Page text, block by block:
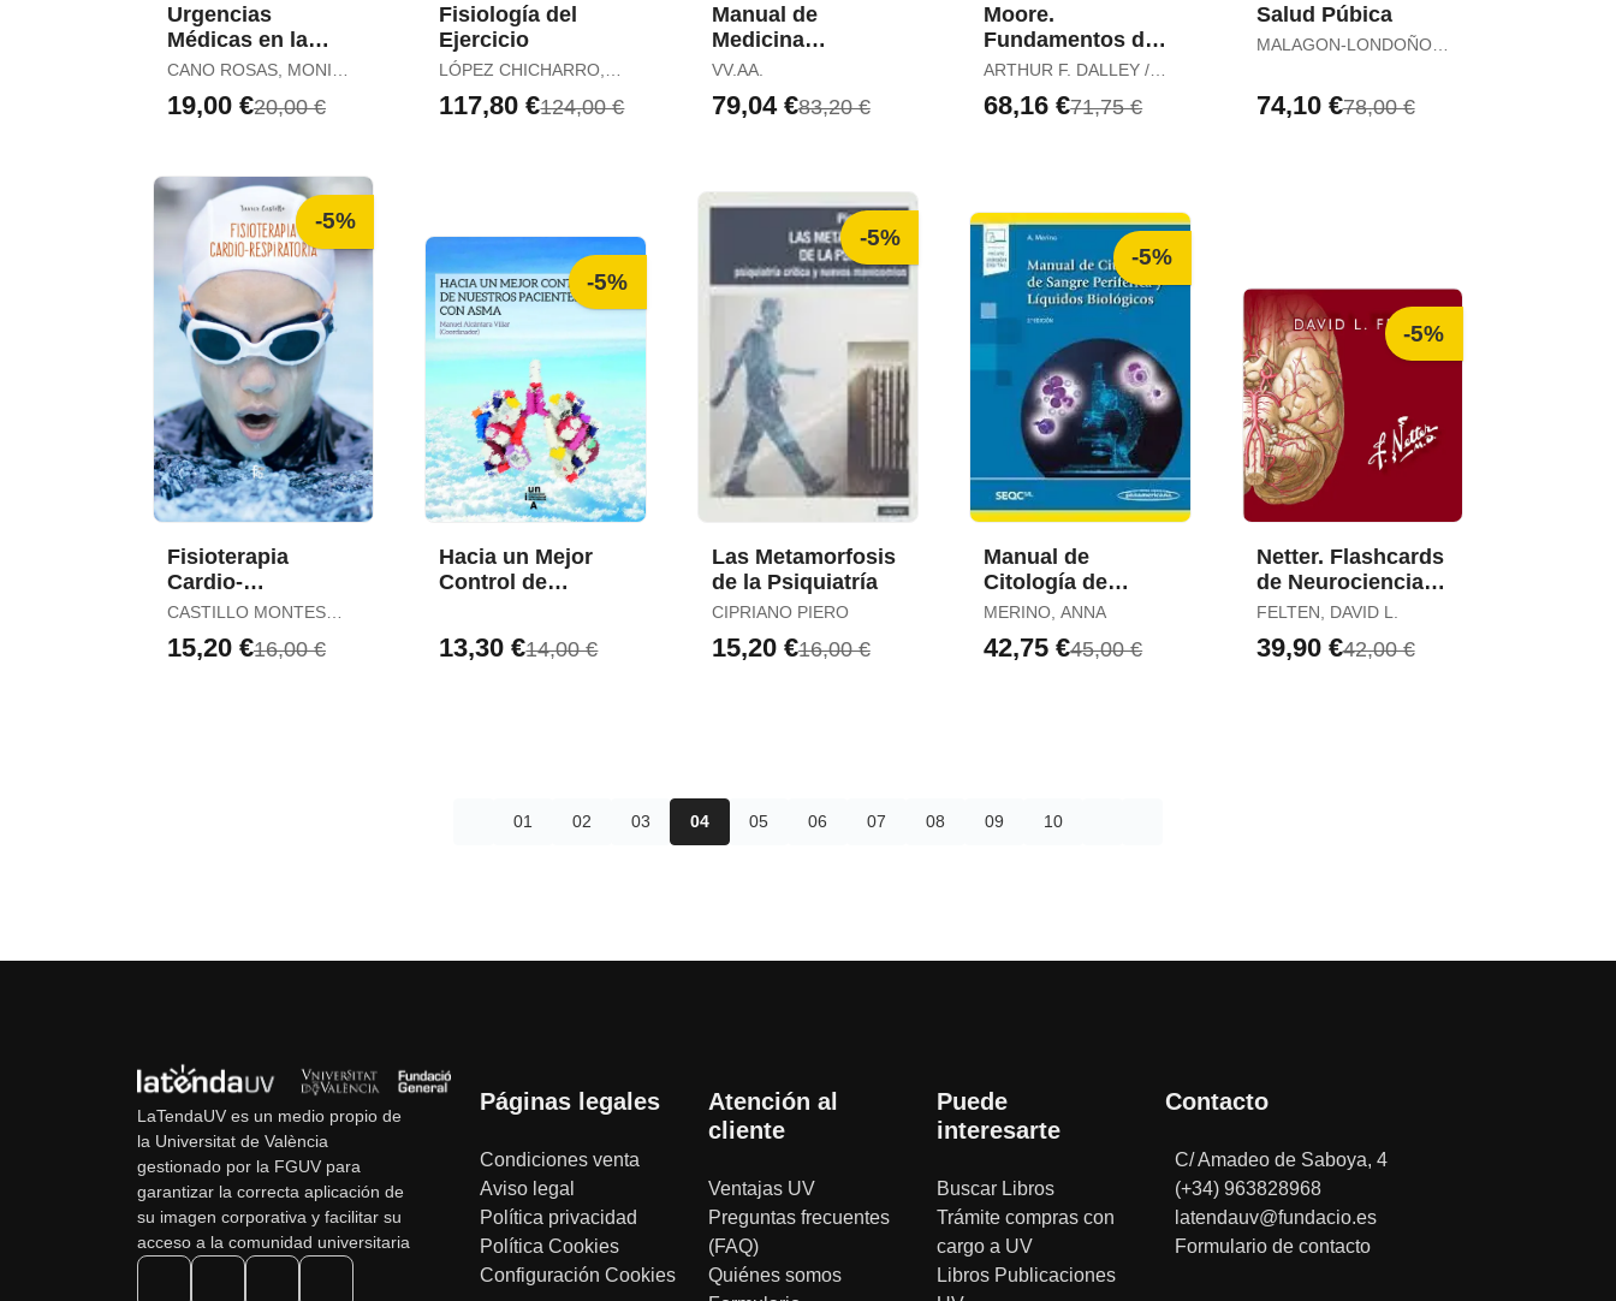
Urgencias
Médicas en la
Clínica
CANO ROSAS, MONICA
20,00 €
19,00 €
Fisiología del
Ejercicio
LÓPEZ CHICHARRO,
VAQUERO, ALMUDENA
124,00 €
117,80 €
Manual de
Medicina
Cardiovascular
VV.AA.
83,20 €
79,04 €
Moore.
Fundamentos de
Anatomía con
Clínica
ARTHUR F. DALLEY /
71,75 €
68,16 €
Salud Púbica
MALAGON-LONDOÑO,
78,00 €
74,10 €
-5%
Fisioterapia
Cardio-
Respiratoría
CASTILLO MONTES
16,00 €
15,20 €
-5%
Hacia un Mejor
Control de
Asma
14,00 €
13,30 €
-5%
Las Metamorfosis
de la Psiquiatría
CIPRIANO PIERO
16,00 €
15,20 €
-5%
Manual de
Citología de
Sangre Periférica
Biológicos
MERINO, ANNA
45,00 €
42,75 €
-5%
Netter. Flashcards
de Neurociencia
(3ª Ed. )
FELTEN, DAVID L.
42,00 €
39,90 €
01 02 03 04 05 06 07 08 09 10
LaTendaUV es un medio propio de
la Universitat de València
gestionado por la FGUV para
garantizar la correcta aplicación de
su imagen corporativa y facilitar su
acceso a la comunidad universitaria
Páginas legales
Condiciones venta
Aviso legal
Política privacidad
Política Cookies
Configuración Cookies
Atención al
cliente
Ventajas UV
Preguntas frecuentes
(FAQ)
Quiénes somos
Puede
interesarte
Buscar Libros
Trámite compras con
cargo a UV
Libros Publicaciones
Contacto
C/ Amadeo de Saboya, 4
(+34) 963828968
latendauv@fundacio.es
Formulario de contacto